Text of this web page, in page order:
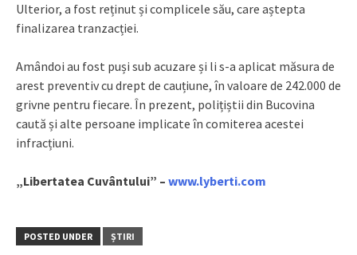
Ulterior, a fost reținut și complicele său, care aștepta
finalizarea tranzacției.
Amândoi au fost puși sub acuzare și li s-a aplicat măsura de
arest preventiv cu drept de cauțiune, în valoare de 242.000 de
grivne pentru fiecare. În prezent, polițiștii din Bucovina
caută și alte persoane implicate în comiterea acestei
infracțiuni.
„Libertatea Cuvântului” – www.lyberti.com
POSTED UNDER ȘTIRI